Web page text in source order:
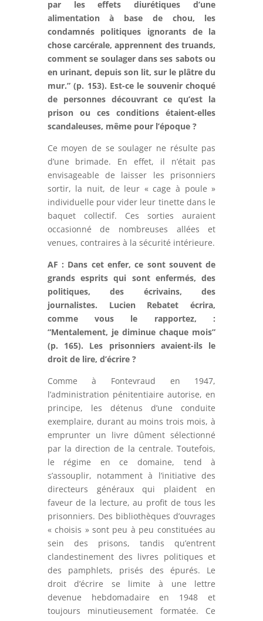
par les effets diurétiques d’une
alimentation à base de chou, les
condamnés politiques ignorants de la
chose carcérale, apprennent des truands,
comment se soulager dans ses sabots ou
en urinant, depuis son lit, sur le plâtre du
mur.” (p. 153). Est-ce le souvenir choqué
de personnes découvrant ce qu’est la
prison ou ces conditions étaient-elles
scandaleuses, même pour l’époque ?
Ce moyen de se soulager ne résulte pas
d’une brimade. En effet, il n’était pas
envisageable de laisser les prisonniers
sortir, la nuit, de leur « cage à poule »
individuelle pour vider leur tinette dans le
baquet collectif. Ces sorties auraient
occasionné de nombreuses allées et
venues, contraires à la sécurité intérieure.
AF : Dans cet enfer, ce sont souvent de
grands esprits qui sont enfermés, des
politiques, des écrivains, des
journalistes. Lucien Rebatet écrira,
comme vous le rapportez, :
“Mentalement, je diminue chaque mois”
(p. 165). Les prisonniers avaient-ils le
droit de lire, d’écrire ?
Comme à Fontevraud en 1947,
l’administration pénitentiaire autorise, en
principe, les détenus d’une conduite
exemplaire, durant au moins trois mois, à
emprunter un livre dûment sélectionné
par la direction de la centrale. Toutefois,
le régime en ce domaine, tend à
s’assouplir, notamment à l’initiative des
directeurs généraux qui plaident en
faveur de la lecture, au profit de tous les
prisonniers. Des bibliothèques d’ouvrages
« choisis » sont peu à peu constituées au
sein des prisons, tandis qu’entrent
clandestinement des livres politiques et
des pamphlets, prisés des épurés. Le
droit d’écrire se limite à une lettre
devenue hebdomadaire en 1948 et
toujours minutieusement formatée. Ce